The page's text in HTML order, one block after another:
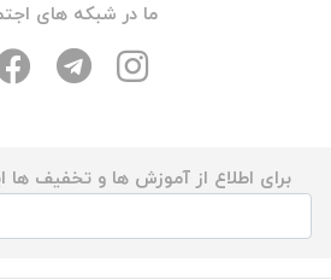
ما در شبکه های
برای اطلاع از آموزش ها و تخفیف ها